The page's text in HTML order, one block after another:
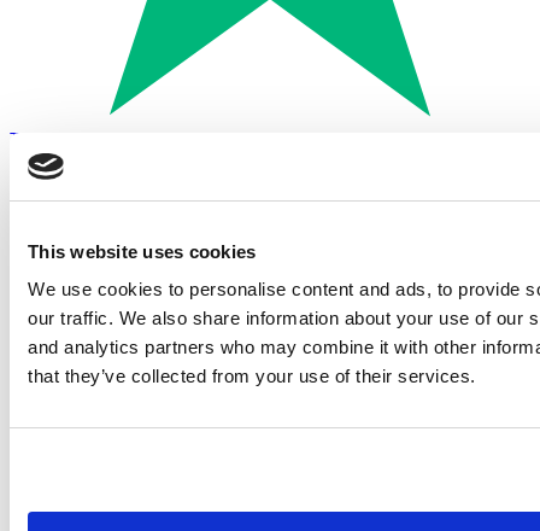
This website uses cookies
We use cookies to personalise content and ads, to provide
our traffic. We also share information about your use of our
and analytics partners who may combine it with other
that they’ve collected from your use of their services.
Trustpilot
Betalen met: